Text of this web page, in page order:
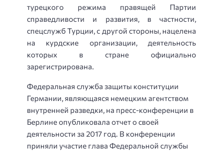
турецкого режима правящей Партии
справедливости и развития, в частности,
спецслужб Турции, с другой стороны, нацелена
на курдские организации, деятельность
которых в стране официально
зарегистрирована.
Федеральная служба защиты конституции
Германии, являющаяся немецким агентством
внутренней разведки, на пресс-конференции в
Берлине опубликовала отчет о своей
деятельности за 2017 год. В конференции
приняли участие глава Федеральной службы